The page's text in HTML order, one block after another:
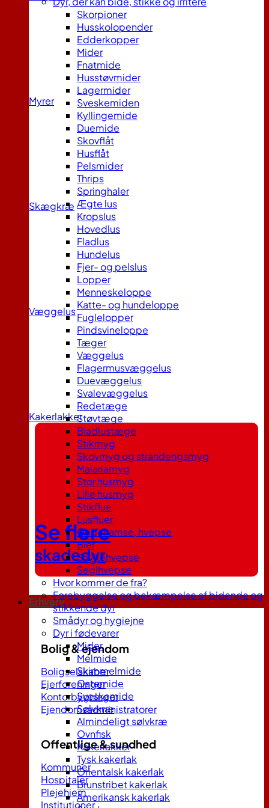
Myrer
Skægkræ
Væggelus
Kakerlakker
Se flere
skadedyr
Erhverv
Bolig & ejendom
Boligselskaber
Ejerforeninger
Kontorbygninger
Ejendomsadministratorer
Offentlige & sundhed
Kommuner
Hospitaler
Plejehjem
Institutioner
Skorpioner
Husskolopender
Edderkopper
Mider
Fnatmide
Husstøvmider
Lagermider
Sveskemiden
Kyllingemide
Duemide
Skovflåt
Husflåt
Pelsmider
Thrips
Springhaler
Ægte lus
Kropslus
Hovedlus
Fladlus
Hundelus
Fjer- og pelslus
Lopper
Menneskeloppe
Katte- og hundeloppe
Fuglelopper
Pindsvineloppe
Tæger
Væggelus
Flagermusvæggelus
Duevæggelus
Svalevæggelus
Redetæge
Støvtæge
Bladlustæge
Stikmyg
Skovmyg og strandengsmyg
Malariamyg
Stor husmyg
Lille husmyg
Stikflue
Lusfluer
Gedehamse, hvepse
Bier
Snyltehvepse
Seglhvepse
Hvor kommer de fra?
Forebyggelse og bekæmpelse af bidende og
stikkende dyr
Smådyr og hygiejne
Dyr i fødevarer
Mider
Melmide
Skimmelmide
Ostemide
Sveskemide
Sølvkræ
Almindeligt sølvkræ
Ovnfisk
Kakerlakker
Tysk kakerlak
Orientalsk kakerlak
Brunstribet kakerlak
Amerikansk kakerlak